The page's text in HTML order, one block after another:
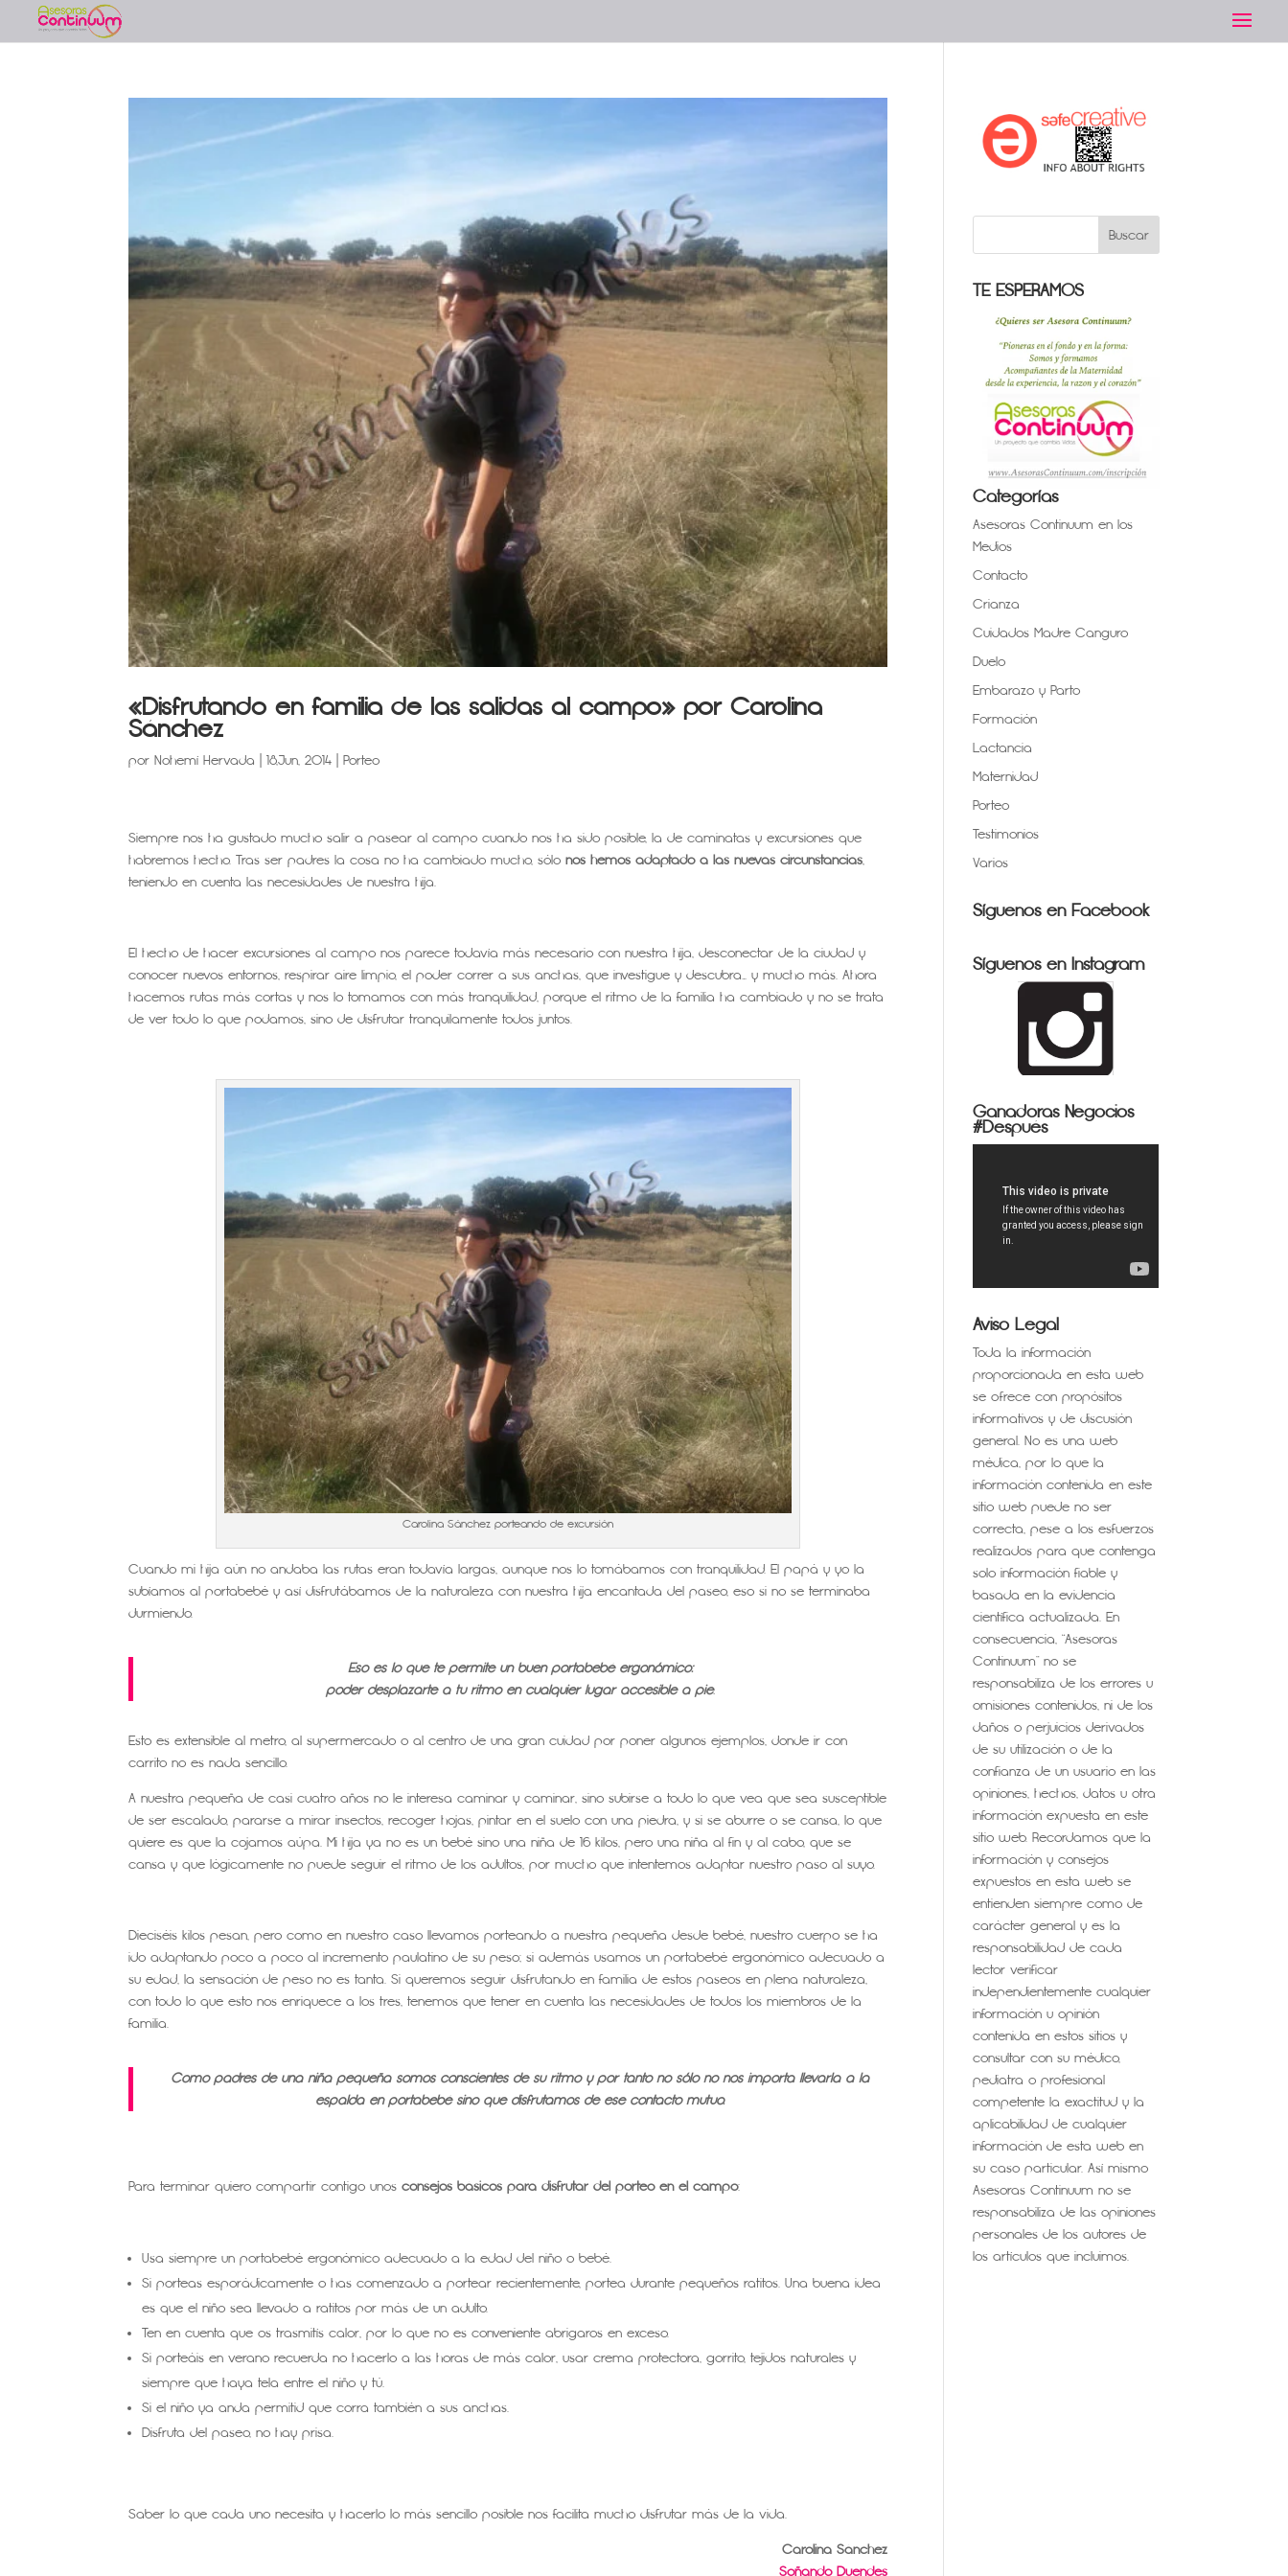
«Disfrutando en familia de las salidas al campo» por Carolina
Sánchez
porNohemí Hervada |18,Jun, 2014 |Porteo
Siempre nos ha gustado mucho salir a pasear al campo cuando nos ha sido posible, la de caminatas y excursiones que
habremos hecho. Tras ser padres la cosa no ha cambiado mucho, sólonos hemos adaptado a las nuevas circunstancias,
teniendo en cuenta las necesidades de nuestra hija.
El hecho de hacer excursiones al campo nos parece todavía más necesario con nuestra hija, desconectar de la ciudad y
conocer nuevos entornos, respirar aire limpio, el poder correr a sus anchas, que investigue y descubra… y mucho más. Ahora
hacemos rutas más cortas y nos lo tomamos con más tranquilidad, porque el ritmo de la familia ha cambiado y no se trata
de ver todo lo que podamos, sino de disfrutar tranquilamente todos juntos.
Carolina Sánchez porteando de excursión
Cuando mi hija aún no andaba las rutas eran todavía largas, aunque nos lo tomábamos con tranquilidad. El papá y yo la
subíamos al portabebé y así disfrutábamos de la naturaleza con nuestra hija encantada del paseo, eso si no se terminaba
durmiendo.
Eso es lo que te permite un buen portabebé ergonómico:
poder desplazarte a tu ritmo en cualquier lugar accesible a pie.
Esto es extensible al metro, al supermercado o al centro de una gran cuidad por poner algunos ejemplos, donde ir con
carrito no es nada sencillo.
A nuestra pequeña de casi cuatro años no le interesa caminar y caminar, sino subirse a todo lo que vea que sea susceptible
de ser escalado, pararse a mirar insectos, recoger hojas, pintar en el suelo con una piedra, y si se aburre o se cansa, lo que
quiere es que la cojamos aúpa. Mi hija ya no es un bebé sino una niña de 16 kilos, pero una niña al fin y al cabo, que se
cansa y que lógicamente no puede seguir el ritmo de los adultos, por mucho que intentemos adaptar nuestro paso al suyo.
Dieciséis kilos pesan, pero como en nuestro caso llevamos porteando a nuestra pequeña desde bebé, nuestro cuerpo se ha
ido adaptando poco a poco al incremento paulatino de su peso; si además usamos un portabebé ergonómico adecuado a
su edad, la sensación de peso no es tanta. Si queremos seguir disfrutando en familia de estos paseos en plena naturaleza,
con todo lo que esto nos enriquece a los tres, tenemos que tener en cuenta las necesidades de todos los miembros de la
familia.
Como padres de una niña pequeña somos conscientes de su ritmo y por tanto no sólo no nos importa llevarla a la
espalda en portabebé sino que disfrutamos de ese contacto mutuo.
Para terminar quiero compartir contigo unosconsejos básicos para disfrutar del porteo en el campo:
Usa siempre un portabebé ergonómico adecuado a la edad del niño o bebé.
Si porteas esporádicamente o has comenzado a portear recientemente, portea durante pequeños ratitos. Una buena idea
es que el niño sea llevado a ratitos por más de un adulto.
Ten en cuenta que os trasmitís calor, por lo que no es conveniente abrigaros en exceso.
Si porteáis en verano recuerda no hacerlo a las horas de más calor, usar crema protectora, gorrito, tejidos naturales y
siempre que haya tela entre el niño y tú.
Si el niño ya anda permitid que corra también a sus anchas.
Disfruta del paseo, no hay prisa.
Saber lo que cada uno necesita y hacerlo lo más sencillo posible nos facilita mucho disfrutar más de la vida.
Carolina Sánchez
Soñando Duendes
TE ESPERAMOS
Categorías
Asesoras Continuum en los
Medios
Contacto
Crianza
Cuidados Madre Canguro
Duelo
Embarazo y Parto
Formación
Lactancia
Maternidad
Porteo
Testimonios
Varios
Síguenos en Facebook
Síguenos en Instagram
Ganadoras Negocios
#Después
Aviso Legal
Toda la información
proporcionada en esta web
se ofrece con propósitos
informativos y de discusión
general. No es una web
médica, por lo que la
información contenida en este
sitio web puede no ser
correcta, pese a los esfuerzos
realizados para que contenga
solo información fiable y
basada en la evidencia
científica actualizada. En
consecuencia, “Asesoras
Continuum” no se
responsabiliza de los errores u
omisiones contenidos, ni de los
daños o perjuicios derivados
de su utilización o de la
confianza de un usuario en las
opiniones, hechos, datos u otra
información expuesta en este
sitio web. Recordamos que la
información y consejos
expuestos en esta web se
entienden siempre como de
carácter general y es la
responsabilidad de cada
lector verificar
independientemente cualquier
información u opinión
contenida en estos sitios y
consultar con su médico,
pediatra o profesional
competente la exactitud y la
aplicabilidad de cualquier
información de esta web en
su caso particular. Así mismo
Asesoras Continuum no se
responsabiliza de las opiniones
personales de los autores de
los artículos que incluimos.